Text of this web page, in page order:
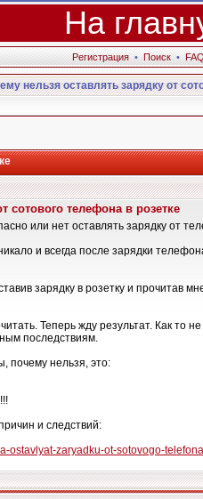
На
Регистрация • Поиск •
нельзя оставлять зарядку от
сотового телефона в розетке
или нет оставлять зарядку от
и всегда после зарядки
зарядку в розетку и прочитав
Теперь жду результат. Как то
последствиям.
почему нельзя, это:
и следствий:
ostavlyat-zaryadku-ot-sotovogo-